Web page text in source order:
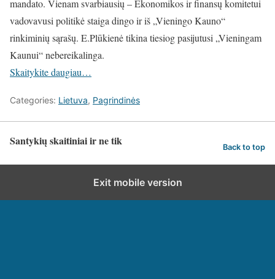
mandato. Vienam svarbiausių – Ekonomikos ir finansų komitetui
vadovavusi politikė staiga dingo ir iš „Vieningo Kauno“
rinkiminių sąrašų. E.Plūkienė tikina tiesiog pasijutusi „Vieningam
Kaunui“ nebereikalinga.
Skaitykite daugiau…
Categories: Lietuva, Pagrindinės
Santykių skaitiniai ir ne tik Back to top
Exit mobile version